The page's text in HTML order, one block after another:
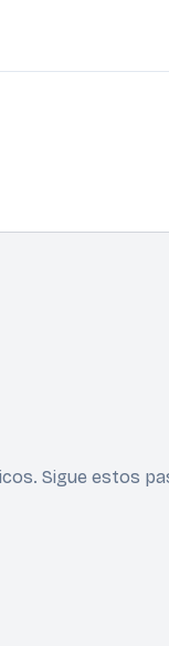
Sigue estos